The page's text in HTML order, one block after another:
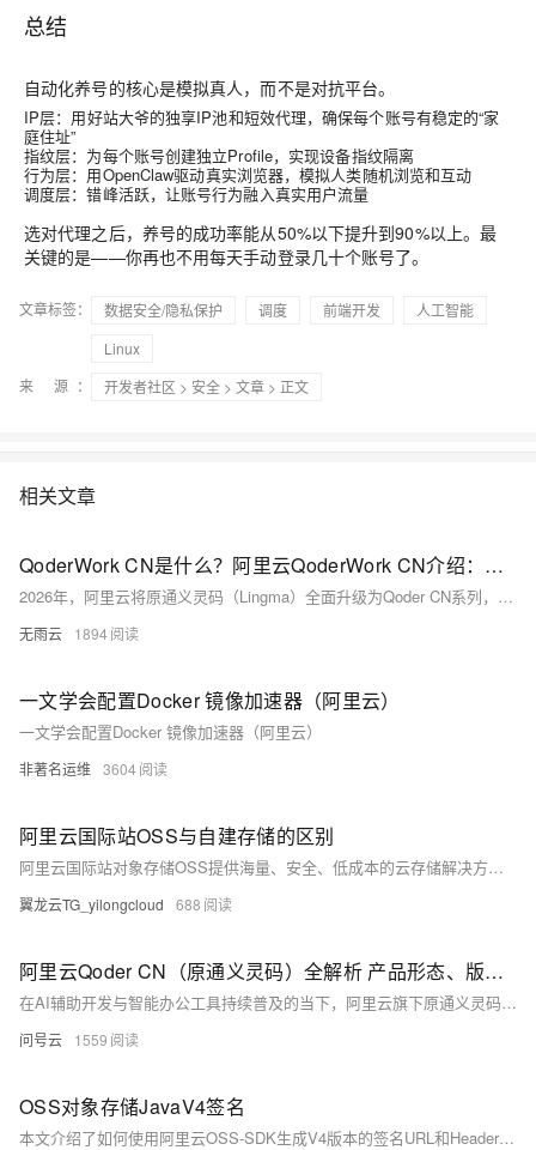
总结
自动化养号的核心是模拟真人，而不是对抗平台。
IP层：用好站大爷的独享IP池和短效代理，确保每个账号有稳定的“家
庭住址”
指纹层：为每个账号创建独立Profile，实现设备指纹隔离
行为层：用OpenClaw驱动真实浏览器，模拟人类随机浏览和互动
调度层：错峰活跃，让账号行为融入真实用户流量
选对代理之后，养号的成功率能从50%以下提升到90%以上。最
关键的是——你再也不用每天手动登录几十个账号了。
文章标签： 数据安全/隐私保护 调度 前端开发
人工智能
Linux
来 源：
开发者社区 > 安全 > 文章 > 正文
相关文章
QoderWork CN是什么？阿里云QoderWork CN介绍：模型能力、优势、适用场景与支持的订阅计划
2026年，阿里云将原通义灵码（Lingma）全面升级为Qoder CN系列，**QoderWork CN是该系列面向桌面办公的核心产品**，定位为“本地运行的AI智能体工作台”，把AI从“聊天问答”升级为“**说需求、交结果**”的端到端执行模式。它依托通义千问基座与多模态大模型，在用户电脑本地完成文件处理、数据计算、文档生成、浏览器自动化等任务，兼顾隐私安全与办公效率，是2026年阿里云面向个人与企业推出的**旗舰级AI办公工具**。本文从产品定位、底层模型能力、核心优势、全场景应用、订阅计划与计费规则五大维度，系统拆解QoderWork CN的完整产品体系，帮助用户清晰理解其价值与选型逻
无雨云 1894
一文学会配置Docker 镜像加速器（阿里云）
一文学会配置Docker 镜像加速器（阿里云）
非著名运维 3604
阿里云国际站OSS与自建存储的区别
阿里云国际站对象存储OSS提供海量、安全、低成本的云存储解决方案。相比自建存储，OSS具备易用性强、稳定性高、安全性好、成本更低等优势，支持无限扩展、自动冗余、多层防护及丰富增值服务，助力企业高效管理数据。
翼龙云TG_yilongcloud 688
阿里云Qoder CN（原通义灵码）全解析 产品形态、版本划分与技术适配说明
在AI辅助开发与智能办公工具持续普及的当下，阿里云旗下原通义灵码正式更名为Qoder CN，同时延伸出QoderWork CN、Qoder CN CLI、Qoder CN Mobile等多款配套产品，形成覆盖代码开发、日常办公、终端交互、移动端使用的完整工具矩阵。Qoder CN核心定位为AI智能编码助手，深度适配主流代码编辑器、集成开发环境以及终端场景；QoderWork CN则偏向桌面端综合办公辅助，二者面向不同使用场景，划分了多个版本档位，搭配差异化资源配额、功能权限与计费规则，同时兼容多款主流大模型。
问号云 1559
OSS对象存储JavaV4签名
本文介绍了如何使用阿里云OSS-SDK生成V4版本的签名URL和Header签名。通过设置时间、访问密钥等参数，代码示例展示了如何创建带有V4签名的请求，适用于安全访问对象存储服务。相关文档链接提供了更多详细信息。